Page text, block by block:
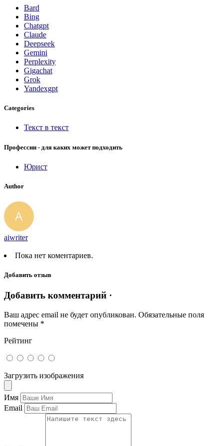
Bard
Bing
Chatgpt
Claude
Deepseek
Gemini
Perplexity
Gigachat
Grok
Yandexgpt
Categories
Текст в текст
Профессии - для каких может подходить
Юрист
Author
aiwriter
Пока нет коментариев.
Добавить отзыв
Добавить комментарий ·
Ваш адрес email не будет опубликован. Обязательные поля
помечены *
Рейтинг
Загрузить изображения
Имя
Email